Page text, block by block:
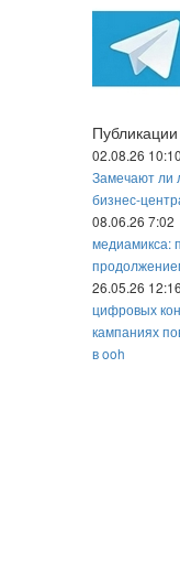
Публикации
02.08.26 10:10
Замечают ли
бизнес-
08.06.26 7:02
медиамикса:
26.05.26 12:16
цифровых
кампаниях
в ooh